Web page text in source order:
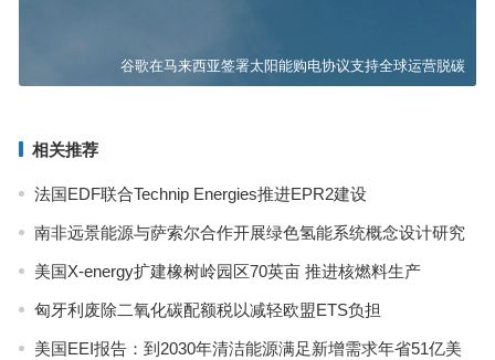
谷歌在马来西亚签署太阳能购电协议支持全球运营脱碳
相关推荐
法国EDF联合Technip Energies推进EPR2建设
南非远景能源与萨索尔合作开展绿色氢能系统概念设计研究
美国X-energy扩建橡树岭园区70英亩 推进核燃料生产
匈牙利废除二氧化碳配额税以减轻欧盟ETS负担
美国EEI报告：到2030年清洁能源满足新增需求年省51亿美